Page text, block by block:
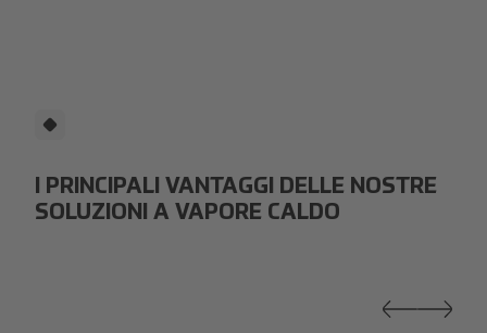
I PRINCIPALI VANTAGGI DELLE NOSTRE
SOLUZIONI A VAPORE CALDO